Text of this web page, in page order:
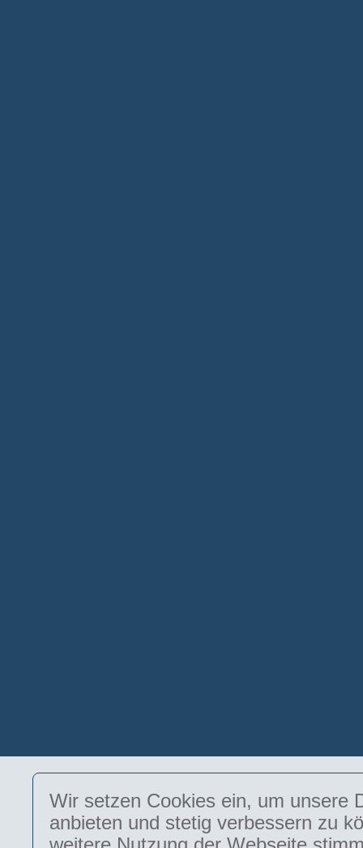
Wir setzen Cookies ein, um unsere
anbieten und stetig verbessern zu